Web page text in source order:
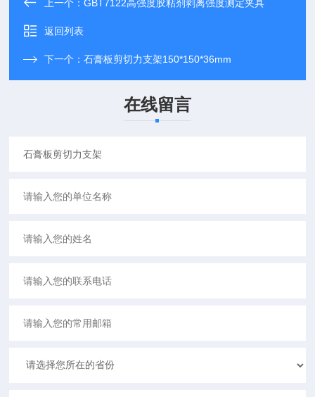
上一个：GBT7122高强度胶粘剂剥离强度测定夹具
返回列表
下一个：石膏板剪切力支架150*150*36mm
在线留言